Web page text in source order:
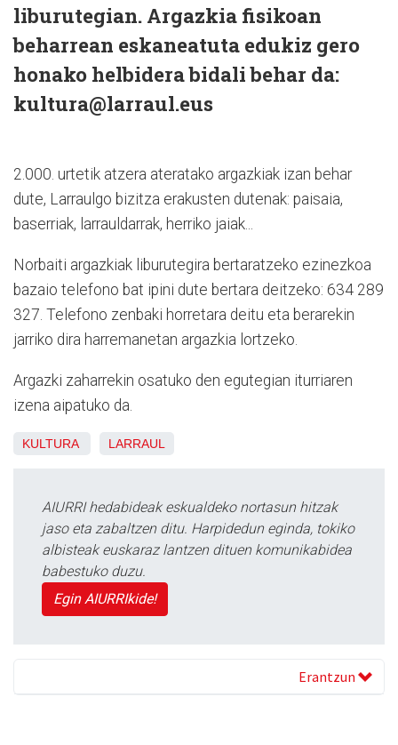
liburutegian. Argazkia fisikoan
beharrean eskaneatuta edukiz gero
honako helbidera bidali behar da:
kultura@larraul.eus
2.000. urtetik atzera ateratako argazkiak izan behar
dute, Larraulgo bizitza erakusten dutenak: paisaia,
baserriak, larrauldarrak, herriko jaiak...
Norbaiti argazkiak liburutegira bertaratzeko ezinezkoa
bazaio telefono bat ipini dute bertara deitzeko: 634 289
327. Telefono zenbaki horretara deitu eta berarekin
jarriko dira harremanetan argazkia lortzeko.
Argazki zaharrekin osatuko den egutegian iturriaren
izena aipatuko da.
KULTURA LARRAUL
AIURRI hedabideak eskualdeko nortasun hitzak
jaso eta zabaltzen ditu. Harpidedun eginda, tokiko
albisteak euskaraz lantzen dituen komunikabidea
babestuko duzu.
Egin AIURRIkide!
Erantzun